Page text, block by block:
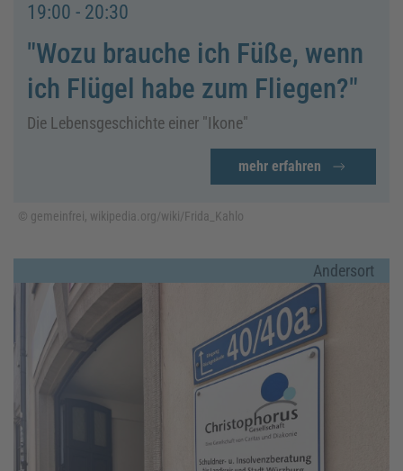
19:00 - 20:30
"Wozu brauche ich Füße, wenn
ich Flügel habe zum Fliegen?"
Die Lebensgeschichte einer "Ikone"
mehr erfahren
© gemeinfrei, wikipedia.org/wiki/Frida_Kahlo
Andersort